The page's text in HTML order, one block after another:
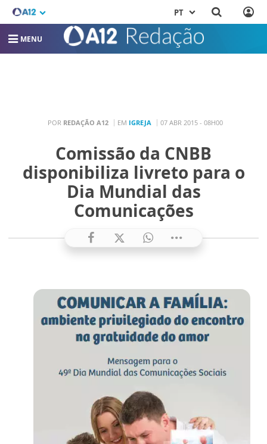
PT
MENU
POR REDAÇÃO A12 EM IGREJA 07 ABR 2015 - 08H00
Comissão da CNBB
disponibiliza livreto para o
Dia Mundial das
Comunicações